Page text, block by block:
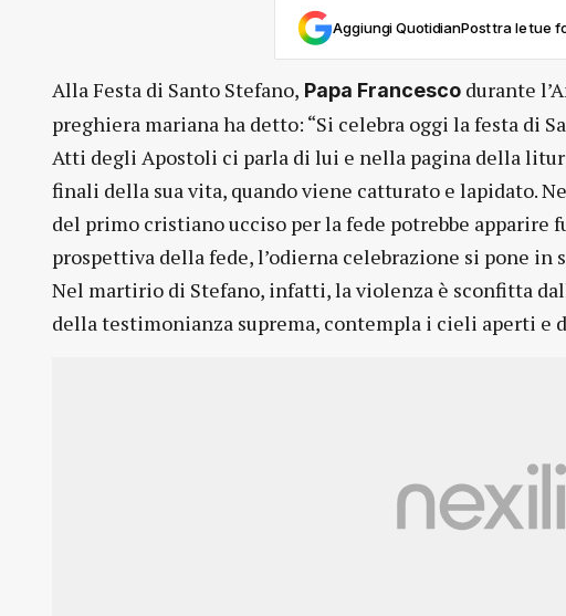
Aggiungi QuotidianPost tra le tue
Alla Festa di Santo Stefano, Papa Francesco durante
preghiera mariana ha detto: “Si celebra oggi la festa di
Atti degli Apostoli ci parla di lui e nella pagina della
finali della sua vita, quando viene catturato e lapidato.
del primo cristiano ucciso per la fede potrebbe apparire
prospettiva della fede, l’odierna celebrazione si pone
Nel martirio di Stefano, infatti, la violenza è sconfitta
della testimonianza suprema, contempla i cieli aperti e